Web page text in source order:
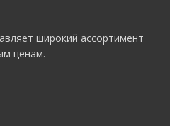
широкий ассортимент
ценам.